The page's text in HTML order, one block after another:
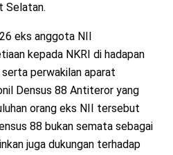
Selatan.
eks anggota NII
kepada NKRI di hadapan
perwakilan aparat
Densus 88 Antiteror yang
orang eks NII tersebut
88 bukan semata sebagai
juga dukungan terhadap